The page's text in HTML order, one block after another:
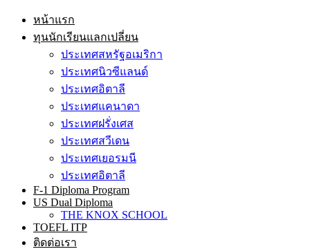
หน้าแรก
ทุนนักเรียนแลกเปลี่ยน
ประเทศสหรัฐอเมริกา
ประเทศนิวซีแลนด์
ประเทศอิตาลี
ประเทศแคนาดา
ประเทศฝรั่งเศส
ประเทศสวีเดน
ประเทศเยอรมนี
ประเทศอิตาลี
F-1 Diploma Program
US Dual Diploma
THE KNOX SCHOOL
TOEFL ITP
ติดต่อเรา